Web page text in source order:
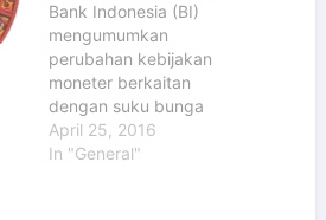
Bank Indonesia (BI)
mengumumkan
perubahan kebijakan
moneter berkaitan
dengan suku bunga
acuan. Mulai 19 Agustus
2016, instrumen suku
April 25, 2016
In "General"